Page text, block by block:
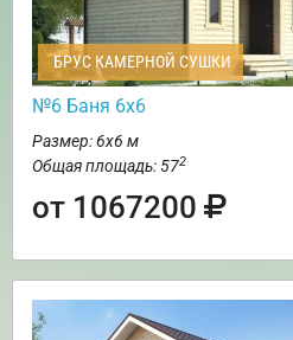
БРУС КАМЕРНОЙ СУШКИ
№6 Баня 6х6
Размер: 6х6 м
Общая площадь: 572
от 1067200